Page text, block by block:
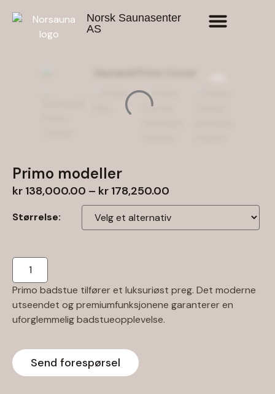
Norsk Saunasenter
AS
Primo modeller
kr 138,000.00 – kr 178,250.00
Størrelse:
Primo badstue tilfører et luksuriøst preg. Det moderne
utseendet og premiumfunksjonene garanterer en
uforglemmelig badstueopplevelse.
Send forespørsel